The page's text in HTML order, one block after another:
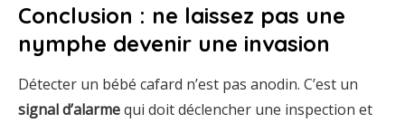
Conclusion : ne laissez pas une
nymphe devenir une invasion
Détecter un bébé cafard n’est pas anodin. C’est un
signald’alarmequi doitdéclencher une inspection et